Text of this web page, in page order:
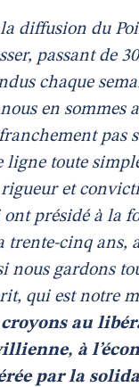
diffusion du
passant de
chaque
en sommes
franchement pas
ligne toute
et
présidé à la
trente-cinq ans,
nous gardons
qui est notre
au
à
par la